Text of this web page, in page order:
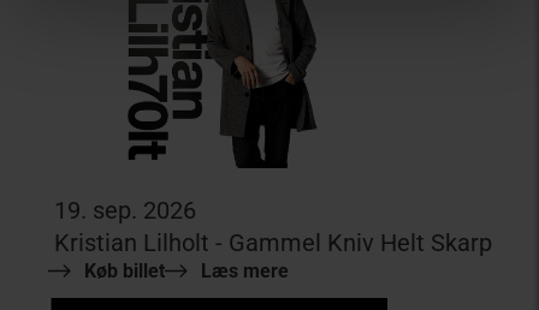
19. sep. 2026
Kristian Lilholt - Gammel Kniv Helt Skarp
Køb billet Læs mere